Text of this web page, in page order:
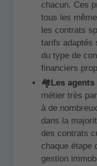
chacun. Ces
tous les
les contrats
tarifs adaptés
du type de
financiers
🏘️ Les
métier très
à de
dans la
des contrats
chaque étape
gestion